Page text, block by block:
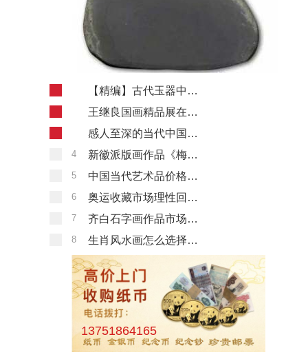
【精编】古代玉器中龙纹的演变
王继良国画精品展在中国文字博物馆隆重开幕
感人至深的当代中国画双壁卢沉周思聪画展（图文）
4 新徽派版画作品《梅花》赏析
5 中国当代艺术品价格跌60% 是“割肉”还是“换筹”？
6 奥运收藏市场理性回归:要如何打理奥运藏品
7 齐白石字画作品市场价格，齐白石字画作品拍卖价格
8 生肖风水画怎么选择？这几个选择技巧有必要了解一下！
13751864165